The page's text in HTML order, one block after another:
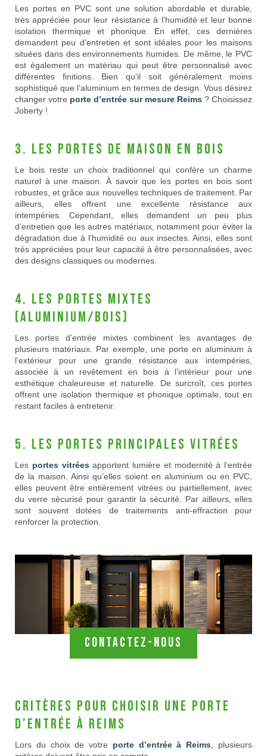
Les portes en PVC sont une solution abordable et durable,
très appréciée pour leur résistance à l’humidité et leur bonne
isolation thermique et phonique. En effet, ces dernières
demandent peu d’entretien et sont idéales pour les maisons
situées dans des environnements humides. De même, le PVC
est également un matériau qui peut être personnalisé avec
différentes finitions. Bien qu’il soit généralement moins
sophistiqué que l’aluminium en termes de design. Vous désirez
changer votre porte d’entrée sur mesure Reims ? Choisissez
Joberty !
3. Les portes de maison en bois
Le bois reste un choix traditionnel qui confère un charme
naturel à une maison. À savoir que les portes en bois sont
robustes, et grâce aux nouvelles techniques de traitement. Par
ailleurs, elles offrent une excellente résistance aux
intempéries. Cependant, elles demandent un peu plus
d’entretien que les autres matériaux, notamment pour éviter la
dégradation due à l’humidité ou aux insectes. Ainsi, elles sont
très appréciées pour leur capacité à être personnalisées, avec
des designs classiques ou modernes.
4. Les portes mixtes
(aluminium/bois)
Les portes d’entrée mixtes combinent les avantages de
plusieurs matériaux. Par exemple, une porte en aluminium à
l’extérieur pour une grande résistance aux intempéries,
associée à un revêtement en bois à l’intérieur pour une
esthétique chaleureuse et naturelle. De surcroît, ces portes
offrent une isolation thermique et phonique optimale, tout en
restant faciles à entretenir.
5. Les portes principales vitrées
Les portes vitréesapportent lumière et modernité à l’entrée
de la maison. Ainsi qu’elles soient en aluminium ou en PVC,
elles peuvent être entièrement vitrées ou partiellement, avec
du verre sécurisé pour garantir la sécurité. Par ailleurs, elles
sont souvent dotées de traitements anti-effraction pour
renforcer la protection.
Contactez-nous
Critères pour choisir une porte
d’entrée à Reims
Lors du choix de votre porte d’entrée à Reims , plusieurs